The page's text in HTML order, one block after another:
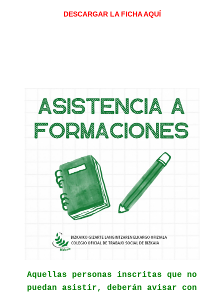
DESCARGAR LA FICHA AQUÍ
Aquellas personas inscritas que no
puedan asistir, deberán avisar con